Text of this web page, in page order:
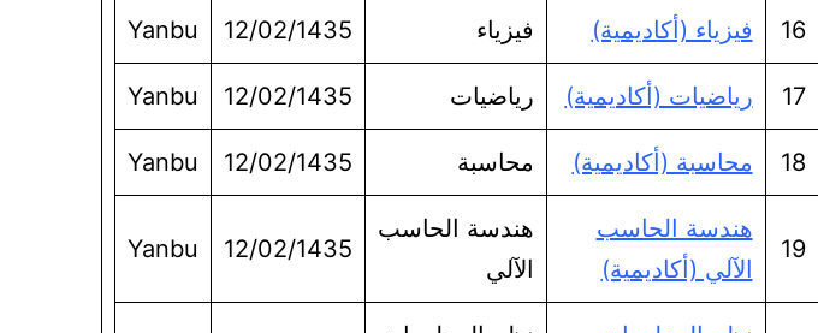
16 فيزياء (أكاديمية) فيزياء 12/02/1435
Yanbu
17 رياضيات (أكاديمية) رياضيات 12/02/1435
Yanbu
18 محاسبة (أكاديمية) محاسبة 12/02/1435
Yanbu
19
هندسة الحاسب
الآلي (أكاديمية)
هندسة الحاسب
الآلي
12/02/1435
Yanbu